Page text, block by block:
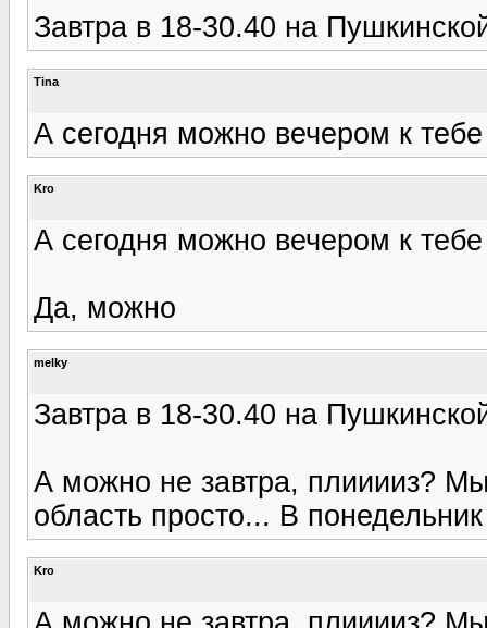
Завтра в 18-30.40 на
Tina
А сегодня можно вечером к
Kro
А сегодня можно вечером к
Да, можно
melky
Завтра в 18-30.40 на
А можно не завтра, плииииз?
область просто... В
Kro